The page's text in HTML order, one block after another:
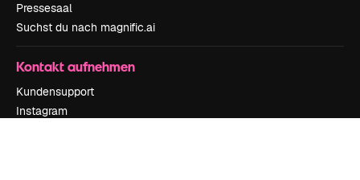
Pressesaal
Suchst du nach magnific.ai
Kontakt aufnehmen
Kundensupport
Instagram